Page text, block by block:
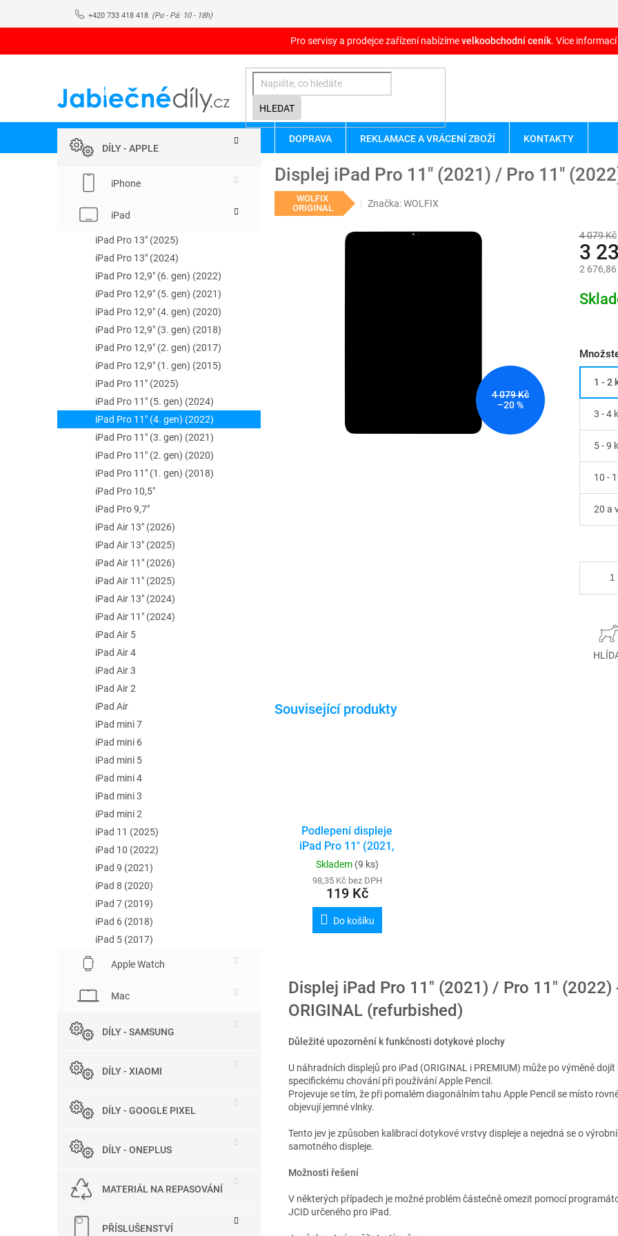
+420 733 418 418
Pro servisy a prodejce zařízení nabízímevelkoobchodní ceník. Více
HLEDAT
DOPRAVA REKLAMACE A VRÁCENÍ ZBOŽÍ KONTAKTY
o
kategorieDÍLY - APPLE
iPhone
iPad
iPad Pro 13" (2025)
iPad Pro 13" (2024)
iPad Pro 12,9" (6. gen) (2022)
iPad Pro 12,9" (5. gen) (2021)
iPad Pro 12,9" (4. gen) (2020)
iPad Pro 12,9" (3. gen) (2018)
iPad Pro 12,9" (2. gen) (2017)
iPad Pro 12,9" (1. gen) (2015)
iPad Pro 11" (2025)
iPad Pro 11" (5. gen) (2024)
iPad Pro 11" (4. gen) (2022)
iPad Pro 11" (3. gen) (2021)
iPad Pro 11" (2. gen) (2020)
iPad Pro 11" (1. gen) (2018)
iPad Pro 10,5"
iPad Pro 9,7"
iPad Air 13" (2026)
iPad Air 13" (2025)
iPad Air 11" (2026)
iPad Air 11" (2025)
iPad Air 13" (2024)
iPad Air 11" (2024)
iPad Air 5
iPad Air 4
iPad Air 3
iPad Air 2
iPad Air
iPad mini 7
iPad mini 6
iPad mini 5
iPad mini 4
iPad mini 3
iPad mini 2
iPad 11 (2025)
iPad 10 (2022)
iPad 9 (2021)
iPad 8 (2020)
iPad 7 (2019)
iPad 6 (2018)
iPad 5 (2017)
Apple Watch
Mac
DÍLY - SAMSUNG
DÍLY - XIAOMI
DÍLY - GOOGLE PIXEL
DÍLY - ONEPLUS
MATERIÁL NA REPASOVÁNÍ
PŘÍSLUŠENSTVÍ
Displej iPad Pro 11" (2021) / Pro 11"
WOLFIX
ORIGINAL
Značka:WOLFIX
4 079 Kč
–20 %
4 079 Kč
3
2 676,86
cena:
1 - 2
3 - 4
5 - 9
10 -
20 a
Podlepení displeje
iPad Pro 11" (2021,
2022)
Skladem (9 ks)
98,35 Kč bez DPH
119 Kč
Do košíku
Displej iPad Pro 11" (2021) / Pro 11" (2022)
ORIGINAL (refurbished)
Důležité upozornění k funkčnosti dotykové plochy
U náhradních displejů pro iPad (ORIGINAL i PREMIUM) může po výměně dojít
specifickému chování při používání Apple Pencil.
Projevuje se tím, že při pomalém diagonálním tahu Apple Pencil se místo
objevují jemné vlnky.
Tento jev je způsoben kalibrací dotykové vrstvy displeje a nejedná se o
samotného displeje.
Možnosti řešení
V některých případech je možné problém částečně omezit pomocí
JCID určeného pro iPad.